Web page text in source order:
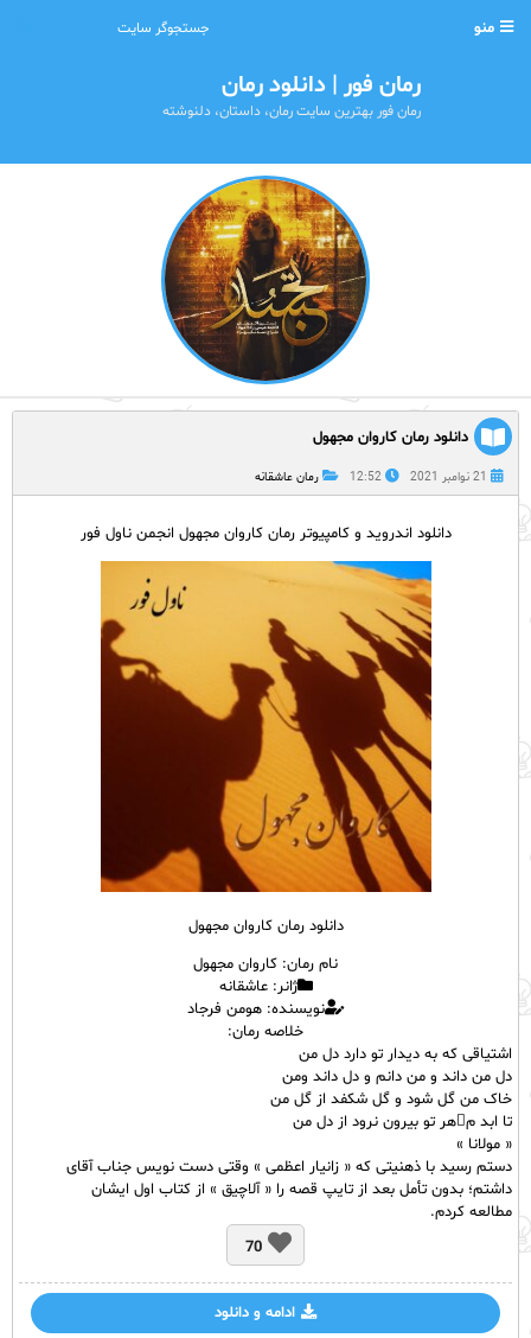
منو
رمان فور | دانلود رمان
رمان فور بهترین سایت رمان، داستان، دلنوشته
دانلود رمان کاروان مجهول
21 نوامبر 2021 12:52 رمان عاشقانه
دانلود اندروید و کامپیوتر رمان کاروان مجهول انجمن ناول فور
دانلود رمان کاروان مجهول
نام رمان: کاروان مجهول
ژانر: عاشقانه
نویسنده: هومن فرجاد
خلاصه رمان:
اشتیاقی که به دیدار تو دارد دل من
دل من داند و من دانم و دل داند ومن
خاک من گل شود و گل شکفد از گل من
تا ابد مهر تو بیرون نرود از دل من
« مولانا »
دستم رسید با ذهنیتی که « زانیار اعظمی » وقتی دست نویس جناب آقای
داشتم؛ بدون تأمل بعد از تایپ قصه را « آلاچیق » از کتاب اول ایشان
مطالعه کردم.
70
ادامه و دانلود